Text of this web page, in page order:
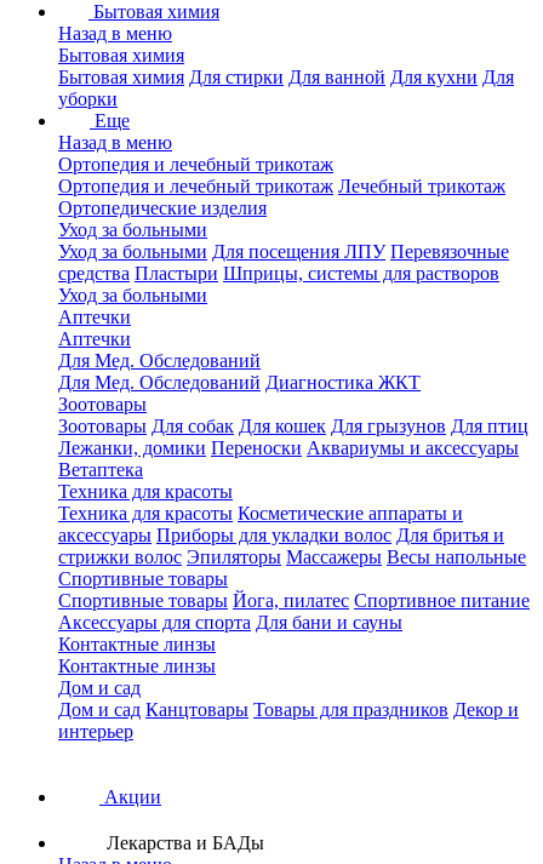
Бытовая химия
Назад в меню
Бытовая химия
Бытовая химия Для стирки Для ванной Для кухни Для
уборки
Еще
Назад в меню
Ортопедия и лечебный трикотаж
Ортопедия и лечебный трикотаж Лечебный трикотаж
Ортопедические изделия
Уход за больными
Уход за больными Для посещения ЛПУ Перевязочные
средства Пластыри Шприцы, системы для растворов
Уход за больными
Аптечки
Аптечки
Для Мед. Обследований
Для Мед. Обследований Диагностика ЖКТ
Зоотовары
Зоотовары Для собак Для кошек Для грызунов Для птиц
Лежанки, домики Переноски Аквариумы и аксессуары
Ветаптека
Техника для красоты
Техника для красоты Косметические аппараты и
аксессуары Приборы для укладки волос Для бритья и
стрижки волос Эпиляторы Массажеры Весы напольные
Спортивные товары
Спортивные товары Йога, пилатес Спортивное питание
Аксессуары для спорта Для бани и сауны
Контактные линзы
Контактные линзы
Дом и сад
Дом и сад Канцтовары Товары для праздников Декор и
интерьер
Акции
Лекарства и БАДы